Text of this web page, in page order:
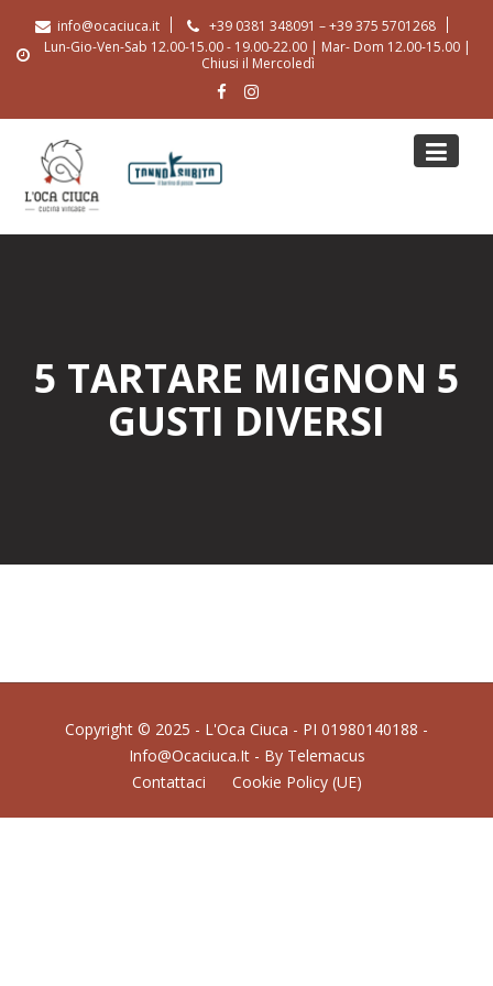
content
info@ocaciuca.it
+39 0381 348091 – +39 375 5701268
Lun-Gio-Ven-Sab 12.00-15.00 - 19.00-22.00 | Mar- Dom 12.00-15.00 |
Chiusi il Mercoledì
5 TARTARE MIGNON 5
GUSTI DIVERSI
Copyright © 2025 - L'Oca Ciuca - PI 01980140188 -
Info@ocaciuca.it - By Telemacus
Contattaci
Cookie Policy (UE)